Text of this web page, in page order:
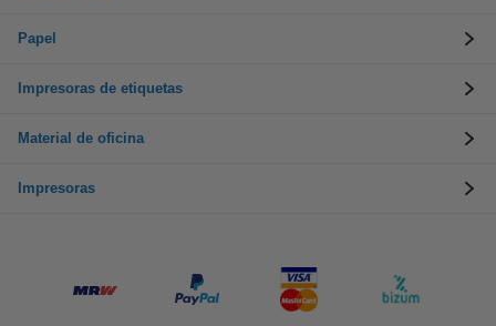
Papel
Impresoras de etiquetas
Material de oficina
Impresoras